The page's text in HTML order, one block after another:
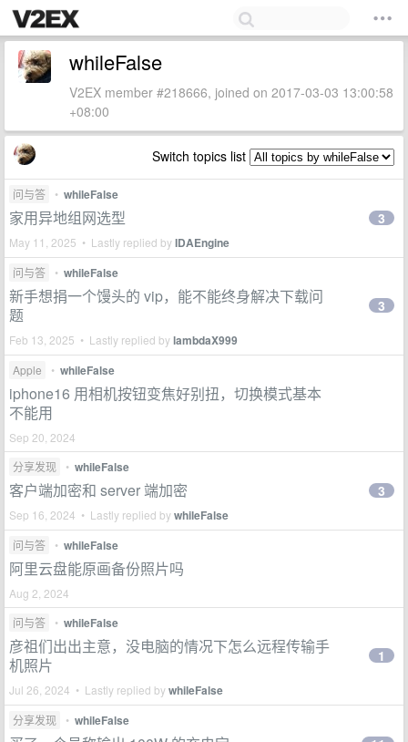
whileFalse
V2EX member #218666, joined on 2017-03-03 13:00:58
+08:00
Switch topics list
问与答 • whileFalse
家用异地组网选型
May 11, 2025 • Lastly replied byIDAEngine
3
问与答 • whileFalse
新手想捐一个馒头的 vip，能不能终身解决下载问
题
Feb 13, 2025 • Lastly replied bylambdaX999
3
Apple • whileFalse
iphone16 用相机按钮变焦好别扭，切换模式基本
不能用
Sep 20, 2024
分享发现
• whileFalse
客户端加密和 server 端加密
Sep 16, 2024 • Lastly replied bywhileFalse
3
问与答 • whileFalse
阿里云盘能原画备份照片吗
Aug 2, 2024
问与答
• whileFalse
彦祖们出出主意，没电脑的情况下怎么远程传输手
机照片
Jul 26, 2024 • Lastly replied bywhileFalse
1
分享发现 • whileFalse